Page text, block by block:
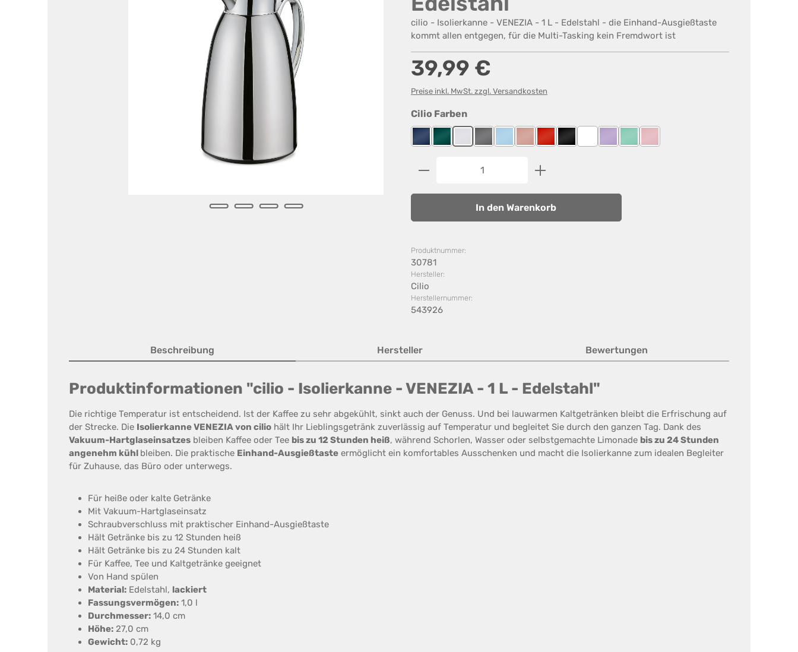
cilio - Isolierkanne - VENEZIA - 1 L - Edelstahl - die Einhand-Ausgießtaste
kommt allen entgegen, für die Multi-Tasking kein Fremdwort ist
Regulärer Preis:
39,99 €
Preise inkl. MwSt. zzgl. Versandkosten
Cilio Farbenauswählen
Blau Dunkelgrün Matt
Edelstahl
Grau HellblauRoségold
Rot Schwarz matt
Weiß flieder matt
mint mattrosa matt
Produkt Anzahl: Gib den gewünschten Wert ein oder
In den Warenkorb
Produktnummer:
30781
Hersteller:
Cilio
Herstellernummer:
543926
Beschreibung Hersteller Bewertungen
Produktinformationen "cilio - Isolierkanne - VENEZIA - 1 L - Edelstahl"
Die richtige Temperatur ist entscheidend. Ist der Kaffee zu sehr abgekühlt, sinkt auch der Genuss. Und bei lauwarmen Kaltgetränken bleibt die Erfrischung auf
der Strecke. Die Isolierkanne VENEZIA von cilio hält Ihr Lieblingsgetränk zuverlässig auf Temperatur und begleitet Sie durch den ganzen Tag. Dank des
Vakuum-Hartglaseinsatzes bleiben Kaffee oder Tee bis zu 12 Stunden heiß, während Schorlen, Wasser oder selbstgemachte Limonade bis zu 24 Stunden
angenehm kühl bleiben. Die praktische Einhand-Ausgießtaste ermöglicht ein komfortables Ausschenken und macht die Isolierkanne zum idealen Begleiter
für Zuhause, das Büro oder unterwegs.
Für heiße oder kalte Getränke
Mit Vakuum-Hartglaseinsatz
Schraubverschluss mit praktischer Einhand-Ausgießtaste
Hält Getränke bis zu 12 Stunden heiß
Hält Getränke bis zu 24 Stunden kalt
Für Kaffee, Tee und Kaltgetränke geeignet
Von Hand spülen
Material: Edelstahl, lackiert
Fassungsvermögen: 1,0 l
Durchmesser: 14,0 cm
Höhe: 27,0 cm
Gewicht: 0,72 kg